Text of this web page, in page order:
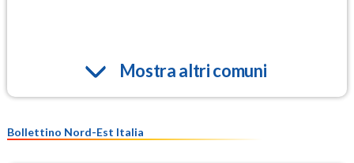
Mostra altri comuni
Bollettino Nord-Est Italia